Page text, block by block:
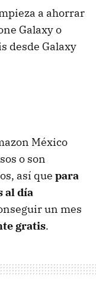
a ahorrar
Galaxy o
desde Galaxy
México
o son
así que para
al día
un mes
gratis.